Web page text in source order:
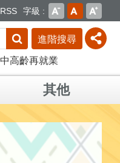
RSS 字級
進階搜尋
中高齡再就業
其他